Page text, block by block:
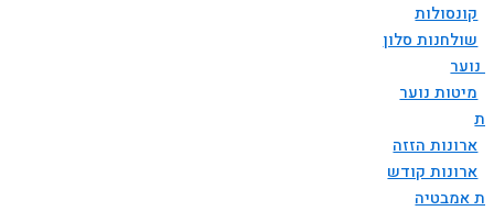
קונסולות
שולחנות סלון
נוער
מיטות נוער
ארונות הזזה
ארונות קודש
אמבטיה